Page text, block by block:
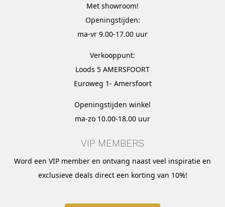
Met showroom!
Openingstijden:
ma-vr 9.00-17.00 uur
Verkooppunt:
Loods 5 AMERSFOORT
Euroweg 1- Amersfoort
Openingstijden winkel
ma-zo 10.00-18.00 uur
VIP MEMBERS
Word een VIP member en ontvang naast veel inspiratie en
exclusieve deals direct een korting van 10%!